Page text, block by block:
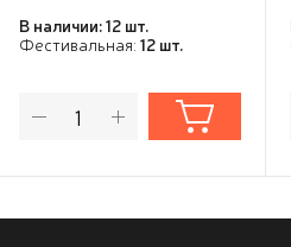
В наличии: 12 шт.
Фестивальная: 12 шт.